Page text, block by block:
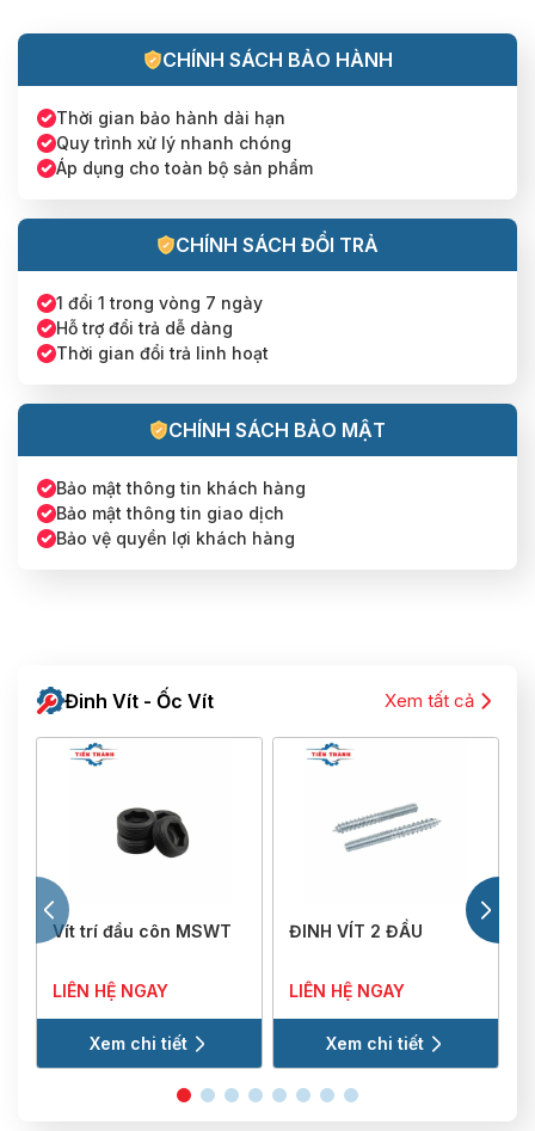
CHÍNH SÁCH BẢO HÀNH
Thời gian bảo hành dài hạn
Quy trình xử lý nhanh chóng
Áp dụng cho toàn bộ sản phẩm
CHÍNH SÁCH ĐỔI TRẢ
1 đổi 1 trong vòng 7 ngày
Hỗ trợ đổi trả dễ dàng
Thời gian đổi trả linh hoạt
CHÍNH SÁCH BẢO MẬT
Bảo mật thông tin khách hàng
Bảo mật thông tin giao dịch
Bảo vệ quyền lợi khách hàng
Đinh Vít - Ốc Vít Xem tất cả
Vít trí đầu côn MSWT
LIÊN HỆ NGAY
Xem chi tiết
ĐINH VÍT 2 ĐẦU
LIÊN HỆ NGAY
Xem chi tiết